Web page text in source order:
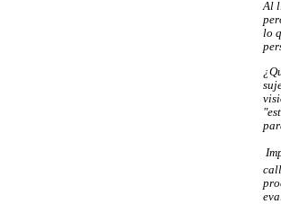
Al
lo
